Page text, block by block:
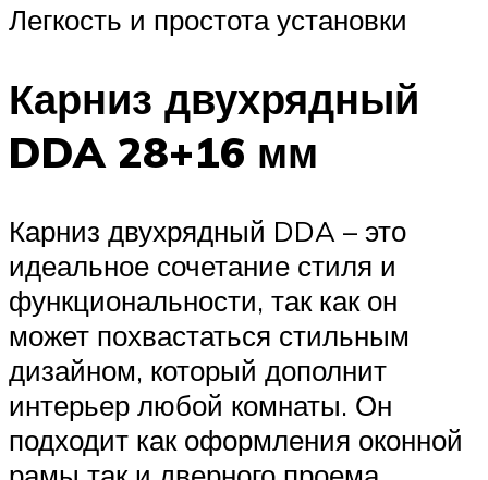
Легкость и простота установки
Карниз двухрядный
DDA 28+16 мм
Карниз двухрядный DDA – это
идеальное сочетание стиля и
функциональности, так как он
может похвастаться стильным
дизайном, который дополнит
интерьер любой комнаты. Он
подходит как оформления оконной